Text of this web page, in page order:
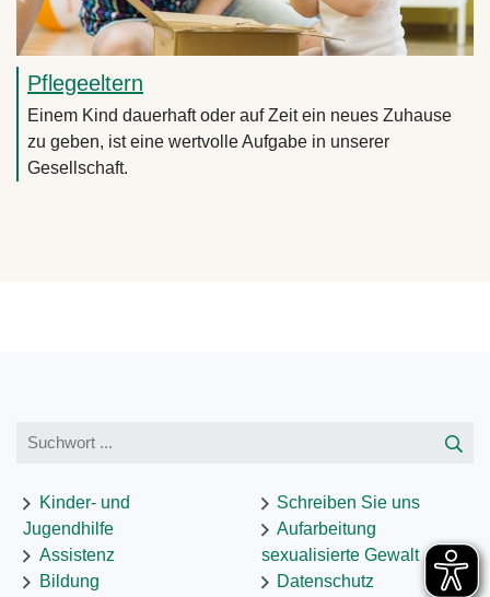
Pflegeeltern
Einem Kind dauerhaft oder auf Zeit ein neues Zuhause
zu geben, ist eine wertvolle Aufgabe in unserer
Gesellschaft.
Kinder- und
Jugendhilfe
Assistenz
Bildung
Schreiben Sie uns
Aufarbeitung
sexualisierte Gewalt
Datenschutz